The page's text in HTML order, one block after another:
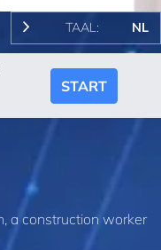
TAAL: NL
START
a construction worker